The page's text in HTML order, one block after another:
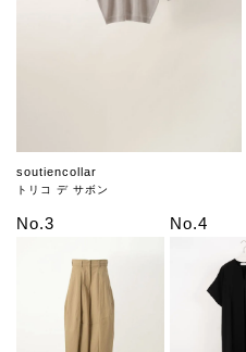
soutiencollar
トリコ デ サボン
No.3 No.4